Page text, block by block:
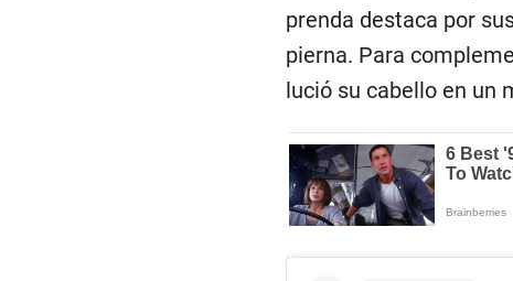
prenda destaca por
pierna. Para
lució su cabello en un